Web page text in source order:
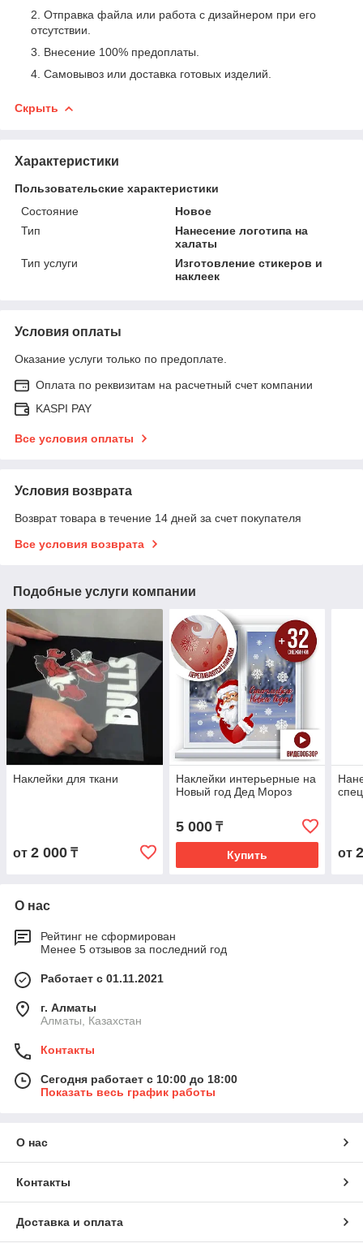
Отправка файла или работа с дизайнером при его
отсутствии.
Внесение 100% предоплаты.
Самовывоз или доставка готовых изделий.
Скрыть
Характеристики
Пользовательские характеристики
Состояние
Новое
Тип
Нанесение логотипа на
халаты
Тип услуги
Изготовление стикеров и
наклеек
Условия оплаты
Оказание услуги только по предоплате.
Оплата по реквизитам на расчетный счет компании
KASPI PAY
Все условия оплаты
Условия возврата
Возврат товара в течение 14 дней за счет покупателя
Все условия возврата
Подобные услуги компании
Наклейки для ткани
от 2 000 ₸
Наклейки интерьерные на
Новый год Дед Мороз
5 000₸
Купить от
О нас
Рейтинг не сформирован
Менее 5 отзывов за последний год
Работает с 01.11.2021
г. Алматы
Алматы, Казахстан
Контакты
Сегодня работает с 10:00 до 18:00
Показать весь график работы
О нас
Контакты
Доставка и оплата